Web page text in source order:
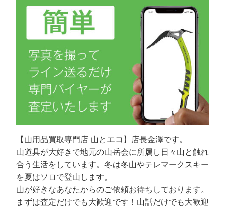
【山用品買取専門店 山とエコ】店長金澤です。
山道具が大好きで地元の山岳会に所属し日々山と触れ
合う生活をしています。冬は冬山やテレマークスキー
を夏はソロで登山します。
山が好きなあなたからのご依頼お待ちしております。
まずは査定だけでも大歓迎です！山話だけでも大歓迎